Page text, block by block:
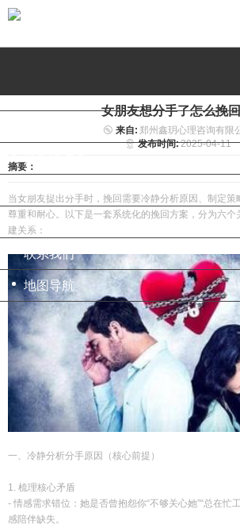
情感挽回
新闻中心
联系我们
地图导航
女朋友想分手了怎么挽
来自: 郑州鑫玥心理咨询有限
发布时间:2025-04-11
摘要：
当女朋友提出分手时，挽回需要冷静分析原因、制定
尊重和耐心。以下是一套系统化的挽回方案，分为六个
建关系：
一、冷静分析分手原因（核心前提）
1. 梳理核心矛盾
- 情感需求错位：她是否曾抱怨你“不够关心她”“总在
感陪伴缺失。